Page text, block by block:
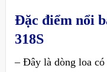
Đặc điểm nổi
318S
– Đây là dòng loa